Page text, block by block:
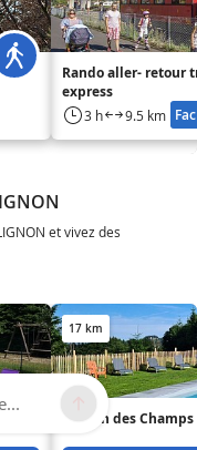
Rando aller- retour train velay
express
3 h 9.5 km
et vivez des
17 km
Maison des Champs